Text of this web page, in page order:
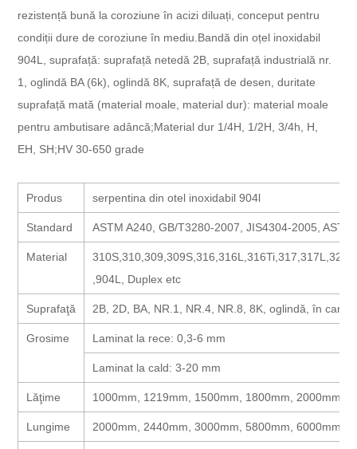
rezistență bună la coroziune în acizi diluați, conceput pentru
condiții dure de coroziune în mediu. Bandă din oțel inoxidabil
904L, suprafață: suprafață netedă 2B, suprafață industrială nr.
1, oglindă BA (6k), oglindă 8K, suprafață de desen, duritate
suprafață mată (material moale, material dur): material moale
pentru ambutisare adâncă;Material dur 1/4H, 1/2H, 3/4h, H,
EH, SH;HV 30-650 grade
Produs serpentina din otel inoxidabil 904l
Standard ASTM A240, GB/T3280-2007, JIS4304-2005,
Material
,904L, Duplex etc
Suprafaţă 2B, 2D, BA, NR.1, NR.4, NR.8, 8K, oglindă, în
Grosime Laminat la rece: 0,3-6 mm
Laminat la cald: 3-20 mm
Lăţime 1000mm, 1219mm, 1500mm, 1800mm, 2000mm,
Lungime 2000mm, 2440mm, 3000mm, 5800mm, 6000mm,